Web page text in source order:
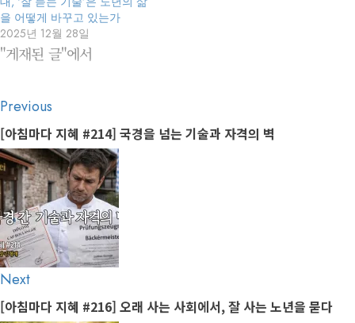
을 어떻게 바꾸고 있는가
2025년 12월 28일
"게재된 글"에서
Post
navigation
Previous
post:
[아침마다 지혜 #214] 국경을 넘는 기술과 자격의 벽
NextNext
post:
[아침마다 지혜 #216] 오래 사는 사회에서, 잘 사는 노년을 묻다